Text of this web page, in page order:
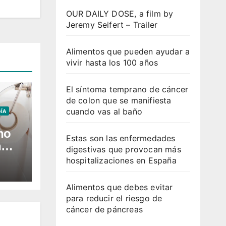
OUR DAILY DOSE, a film by
Jeremy Seifert – Trailer
Alimentos que pueden ayudar a
vivir hasta los 100 años
El síntoma temprano de cáncer
de colon que se manifiesta
cuando vas al baño
Estas son las enfermedades
digestivas que provocan más
hospitalizaciones en España
Alimentos que debes evitar
para reducir el riesgo de
cáncer de páncreas